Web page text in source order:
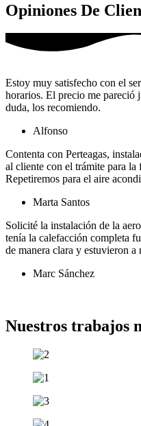
Opiniones De
Estoy muy satisfecho con el
horarios. El precio me pareció
duda, los recomiendo.
Alfonso​
Contenta con Perteagas,
al cliente con el trámite para
Repetiremos para el aire
Marta Santos
Solicité la instalación de la
tenía la calefacción completa
de manera clara y estuvieron
Marc Sánchez
Nuestros trabajos